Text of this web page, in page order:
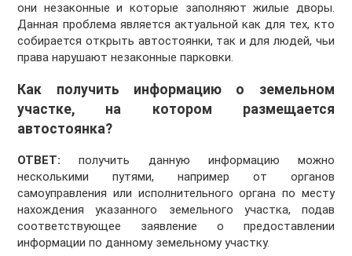
они незаконные и которые заполняют жилые дворы.
Данная проблема является актуальной как для тех, кто
собирается открыть автостоянки, так и для людей, чьи
права нарушают незаконные парковки.
Как получить информацию о земельном
участке, на котором размещается
автостоянка?
ОТВЕТ: получить данную информацию можно
несколькими путями, например от органов
самоуправления или исполнительного органа по месту
нахождения указанного земельного участка, подав
соответствующее заявление о предоставлении
информации по данному земельному участку.